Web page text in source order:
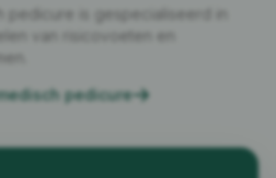
pedicure is gespecialiseerd in
van risicovoeten en
pedicure